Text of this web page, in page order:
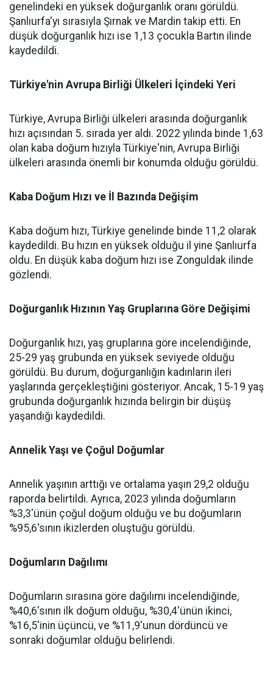
genelindeki en yüksek doğurganlık oranı görüldü.
Şanlıurfa'yı sırasıyla Şırnak ve Mardin takip etti. En
düşük doğurganlık hızı ise 1,13 çocukla Bartın ilinde
kaydedildi.
Türkiye'nin Avrupa Birliği Ülkeleri İçindeki Yeri
Türkiye, Avrupa Birliği ülkeleri arasında doğurganlık
hızı açısından 5. sırada yer aldı. 2022 yılında binde 1,63
olan kaba doğum hızıyla Türkiye'nin, Avrupa Birliği
ülkeleri arasında önemli bir konumda olduğu görüldü.
Kaba Doğum Hızı ve İl Bazında Değişim
Kaba doğum hızı, Türkiye genelinde binde 11,2 olarak
kaydedildi. Bu hızın en yüksek olduğu il yine Şanlıurfa
oldu. En düşük kaba doğum hızı ise Zonguldak ilinde
gözlendi.
Doğurganlık Hızının Yaş Gruplarına Göre Değişimi
Doğurganlık hızı, yaş gruplarına göre incelendiğinde,
25-29 yaş grubunda en yüksek seviyede olduğu
görüldü. Bu durum, doğurganlığın kadınların ileri
yaşlarında gerçekleştiğini gösteriyor. Ancak, 15-19 yaş
grubunda doğurganlık hızında belirgin bir düşüş
yaşandığı kaydedildi.
Annelik Yaşı ve Çoğul Doğumlar
Annelik yaşının arttığı ve ortalama yaşın 29,2 olduğu
raporda belirtildi. Ayrıca, 2023 yılında doğumların
%3,3'ünün çoğul doğum olduğu ve bu doğumların
%95,6'sının ikizlerden oluştuğu görüldü.
Doğumların Dağılımı
Doğumların sırasına göre dağılımı incelendiğinde,
%40,6'sının ilk doğum olduğu, %30,4'ünün ikinci,
%16,5'inin üçüncü, ve %11,9'unun dördüncü ve
sonraki doğumlar olduğu belirlendi.